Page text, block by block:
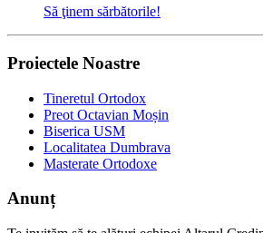
Să ţinem sărbătorile!
Proiectele Noastre
Tineretul Ortodox
Preot Octavian Moșin
Biserica USM
Localitatea Dumbrava
Masterate Ortodoxe
Anunț